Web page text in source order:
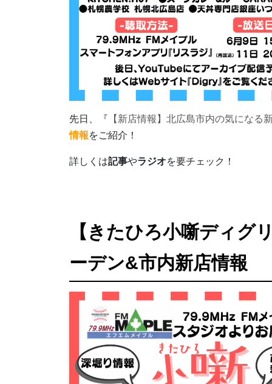
先日、『 【新店情報】北広島市内の気になる
情報をご紹介！
詳しくは記事やラジオを要チェック！
【きたひろ小噺ディグ
ーデン&市内新店情報